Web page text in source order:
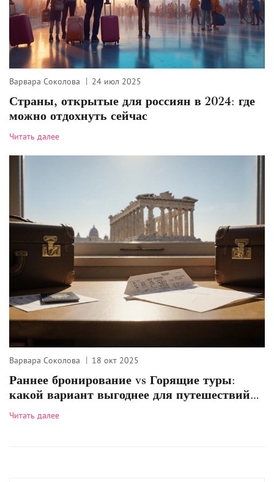
Варвара Соколова 24 июл 2025
Страны, открытые для россиян в 2024: где
можно отдохнуть сейчас
Читать далее
Варвара Соколова 18 окт 2025
Раннее бронирование vs Горящие туры:
какой вариант выгоднее для путешествий
по историческим местам?
Читать далее